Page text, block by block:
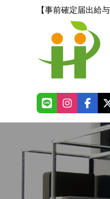
【事前確定届出給